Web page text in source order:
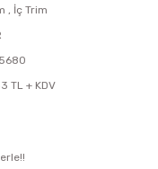
, İç Trim
TL + KDV